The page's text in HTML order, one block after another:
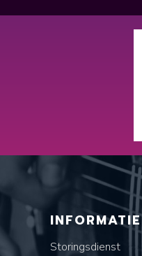
INFORMATIE
Storingsdienst